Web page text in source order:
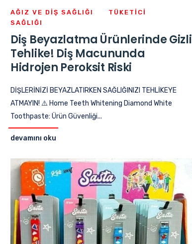
AĞIZ VE DIŞ SAĞLIĞI
TÜKETICI
SAĞLIĞI
Diş Beyazlatma Ürünlerinde Gizli
Tehlike! Diş Macununda
Hidrojen Peroksit Riski
DİŞLERİNİZİ BEYAZLATIRKEN SAĞLIĞINIZI TEHLİKEYE
ATMAYIN! ⚠️ Home Teeth Whitening Diamond White
Toothpaste: Ürün Güvenliği...
devamını oku